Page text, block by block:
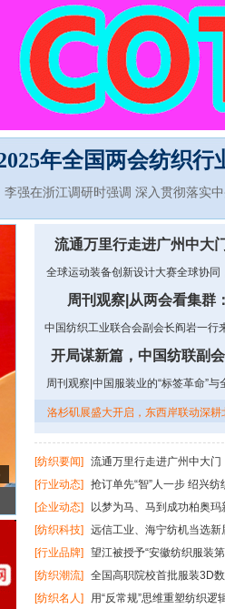
年全国两会纺织
召开
李强在浙江调研时强调 深入贯彻落实
流通万里行走进广州中大
全球运动装备创新设计大赛全球协同
瑞哲：把握趋势、守正创新、稳中
周刊观察|从两会看集群
中国纺织工业联合会副会长阎岩一行
数字化设计技能等级证书出炉-纺织
轻纺
开局谋新篇，中国纺联副
康
周刊观察|中国服装业的“标签革命”与
洛杉矶展盛大开启，东西岸联动深耕
球时尚联系 2024
[纺织要闻]
流通万里行走进广州中大
创新设计大赛全球协同，灵龙大模型赋
[行业动态] 抢订单先“智”人一步 绍兴
续“布”凡之约！第三届“中国（盛泽）
[企业动态] 以梦为马、马到成功柏奥玛
商”，中国轻纺城集团要下盘怎样的大
[纺织科技]
远信工业、海宁纺机当选
焦热点，理性判断前行方向！
纺织产
[行业品牌] 望江被授予“安徽纺织服装
办
声·生不息，云上圆梦！中纺永景·
[纺织潮流] 全国高职院校首批服装3D
时尚峰会加强全球时尚联系
深圳市汇
[纺织名人]
用“反常规”思维重塑纺织